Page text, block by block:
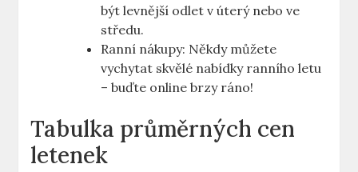
být levnější odlet v úterý nebo ve
středu.
Ranní nákupy: Někdy můžete
vychytat skvělé nabídky ranního letu
– buďte online brzy ráno!
Tabulka průměrných cen
letenek